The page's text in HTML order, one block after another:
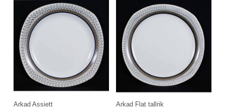
Arkad Assiett Arkad Flat tallrik